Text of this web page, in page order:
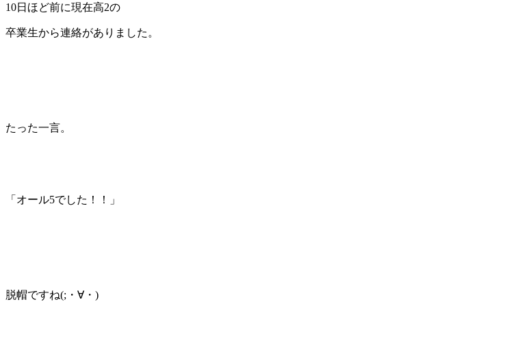
10日ほど前に現在高2の
卒業生から連絡がありました。
たった一言。
「オール5でした！！」
脱帽ですね(;・∀・)